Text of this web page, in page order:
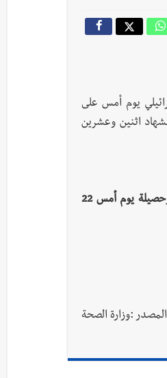
يوم أمس على
اثنين وعشرين
جريدة صيدونيانيوز.نت / اخبار لبنان / طوارئ الصحة:"2083 شهيدا و 9869 جريحا منذ بدء العدوان، وحصيلة يوم أمس 22
المصدر :وزارة الصحة